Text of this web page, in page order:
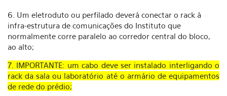
6. Um eletroduto ou perfilado deverá conectar o rack à
infra-estrutura de comunicações do Instituto que
normalmente corre paralelo ao corredor central do bloco,
ao alto;
7. IMPORTANTE: um cabo deve ser instalado interligando o
rack da sala ou laboratório até o armário de equipamentos
de rede do prédio;